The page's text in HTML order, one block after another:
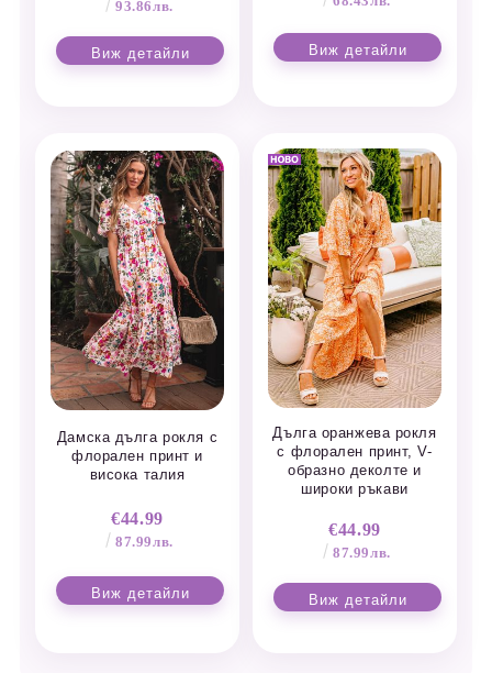
93.86лв.
Виж детайли Виж детайли
Дамска дълга рокля с
флорален принт и
висока талия
€44.99
87.99лв.
Виж детайли
Дълга оранжева рокля
с флорален принт, V-
образно деколте и
широки ръкави
€44.99
87.99лв.
Виж детайли